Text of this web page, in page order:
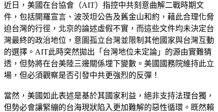
近日，美國在台協會（AIT）指控中共刻意曲解二戰時期文
件，包括開羅宣言、波茨坦公告及舊金山和約，藉此合理化脅
迫台灣的行徑，北京的論述虛假不實，而這些文件均未決定台
灣最終的政治地位，意圖孤立台灣並限制其他國家與台灣互動
的選擇。AIT此時突然拋出「台灣地位未定論」的源由實難猜
透，但勢將在台美陸三邊關係埋下變數。美國國務院維持此立
場，但必須觀察是否引發中共更強烈的反彈！
當然，美國如此表述是基於其國家利益，絕非支持法理台獨，
但勢必會讓緊繃的台海現狀陷入更加難解的惡性循環。既然賴